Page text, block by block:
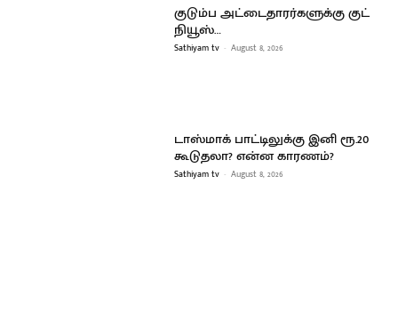
குடும்ப அட்டைதாரர்களுக்கு குட்
நியூஸ்…
Sathiyam tv - August 8, 2026
டாஸ்மாக் பாட்டிலுக்கு இனி ரூ.20
கூடுதலா? என்ன காரணம்?
Sathiyam tv - August 8, 2026